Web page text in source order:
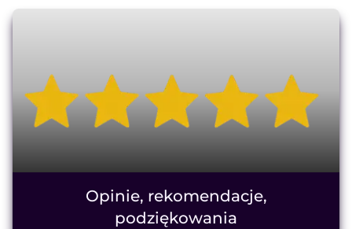
Opinie, rekomendacje,
podziękowania